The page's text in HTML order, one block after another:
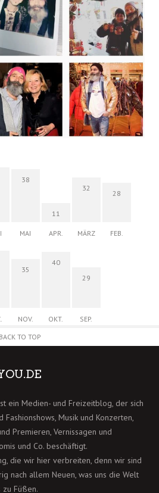
38
MAI
11
APR.
32
MÄRZ
28
FEB.
35
NOV.
40
OKT.
29
SEP.
BACK TO TOP
ein Medien- und Freizeitblog, der sich
Fashionshows, Musik und Konzerten,
Premieren, Vernissagen und
und Co. beschäftigt.
die wir hier verbreiten, denn wir sind
nach allem Neuen, was uns die Welt
Füßen.